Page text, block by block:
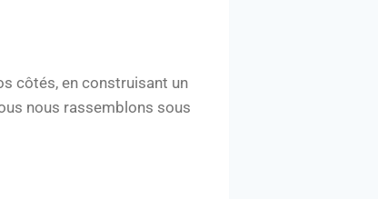
côtés, en construisant un
nous rassemblons sous